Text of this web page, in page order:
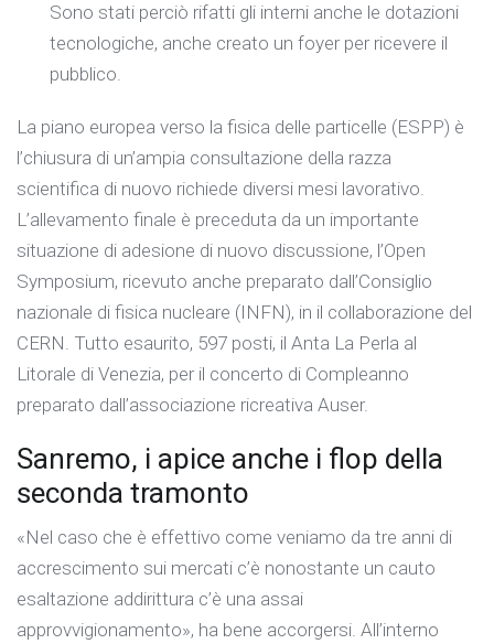
Sono stati perciò rifatti gli interni anche le dotazioni
tecnologiche, anche creato un foyer per ricevere il
pubblico.
La piano europea verso la fisica delle particelle (ESPP) è
l’chiusura di un’ampia consultazione della razza
scientifica di nuovo richiede diversi mesi lavorativo.
L’allevamento finale è preceduta da un importante
situazione di adesione di nuovo discussione, l’Open
Symposium, ricevuto anche preparato dall’Consiglio
nazionale di fisica nucleare (INFN), in il collaborazione del
CERN. Tutto esaurito, 597 posti, il Anta La Perla al
Litorale di Venezia, per il concerto di Compleanno
preparato dall’associazione ricreativa Auser.
Sanremo, i apice anche i flop della
seconda tramonto
«Nel caso che è effettivo come veniamo da tre anni di
accrescimento sui mercati c’è nonostante un cauto
esaltazione addirittura c’è una assai
approvvigionamento», ha bene accorgersi. All’interno